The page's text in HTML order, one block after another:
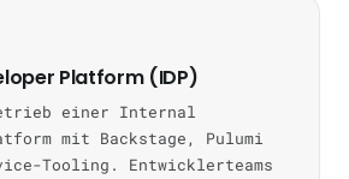
Platform (IDP)
einer Internal
mit Backstage, Pulumi
Tooling. Entwicklerteams